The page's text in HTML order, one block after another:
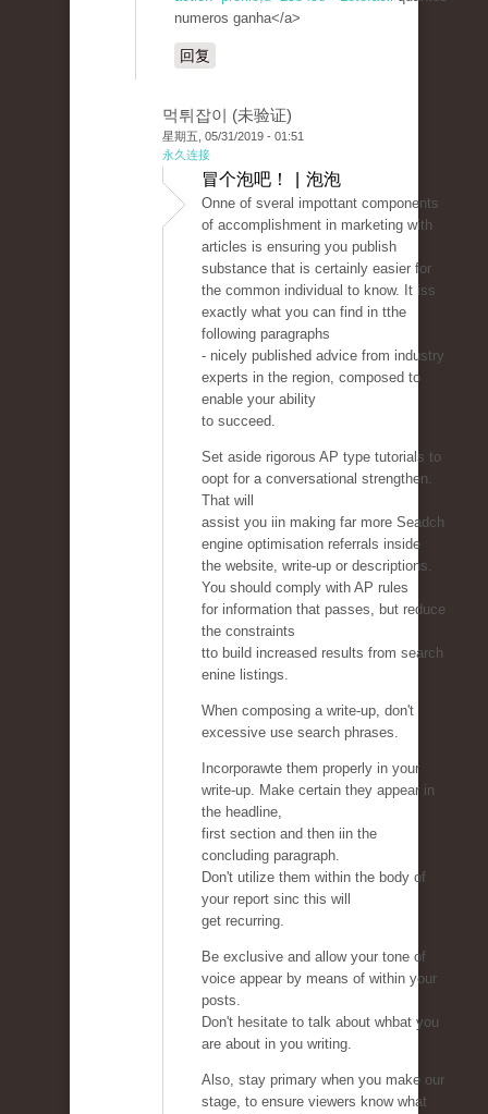
numeros ganha</a>
回复
먹튀잡이 (未验证)
星期五, 05/31/2019 - 01:51
永久连接
冒个泡吧！ | 泡泡
Onne of sveral impottant components
of accomplishment in marketing with
articles is ensuring you publish
substance that is certainly easier for
the common individual to know. It iss
exactly what you can find in tthe
following paragraphs
- nicely published advice from industry
experts in the region, composed to
enable your ability
to succeed.
Set aside rigorous AP type tutorials to
oopt for a conversational strengthen.
That will
assist you iin making far more Seadch
engine optimisation referrals inside
the website, write-up or descriptions.
You should comply with AP rules
for information that passes, but reduce
the constraints
tto build increased results from search
enine listings.
When composing a write-up, don't
excessive use search phrases.
Incorporawte them properly in your
write-up. Make certain they appear in
the headline,
first section and then iin the
concluding paragraph.
Don't utilize them within the body of
your report sinc this will
get recurring.
Be exclusive and allow your tone of
voice appear by means of within your
posts.
Don't hesitate to talk about whbat you
are about in you writing.
Also, stay primary when you make our
stage, to ensure viewers know what